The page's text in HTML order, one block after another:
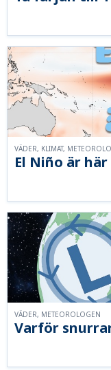
El Niño är
VÄDER, KLIMAT,
Varför
VÄDER, METEOROLOGEN